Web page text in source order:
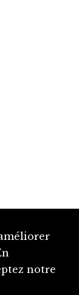
notre